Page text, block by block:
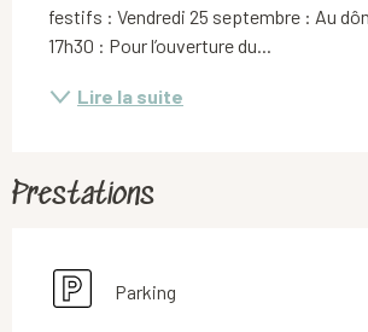
festifs : Vendredi 25 septembre : Au
17h30 : Pour l’ouverture du...
Lire la suite
Prestations
Parking